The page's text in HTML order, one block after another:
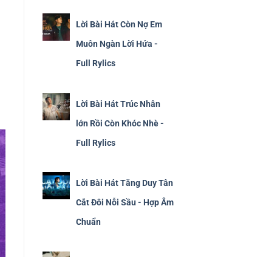
Lời Bài Hát Còn Nợ Em
Muôn Ngàn Lời Hứa -
Full Rylics
Lời Bài Hát Trúc Nhân
lớn Rồi Còn Khóc Nhè -
Full Rylics
Lời Bài Hát Tăng Duy Tân
Cắt Đôi Nỗi Sầu - Hợp Âm
Chuẩn